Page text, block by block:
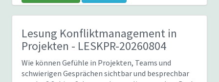
Lesung Konfliktmanagement in
Projekten - LESKPR-20260804
Wie können Gefühle in Projekten, Teams und
schwierigen Gesprächen sichtbar und besprechbar